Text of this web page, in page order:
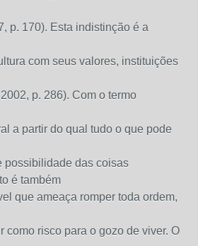
p. 170). Esta indistinção é a
com seus valores, instituições
p. 286). Com o termo
a partir do qual tudo o que pode
possibilidade das coisas
é também
que ameaça romper toda ordem,
como risco para o gozo de viver. O